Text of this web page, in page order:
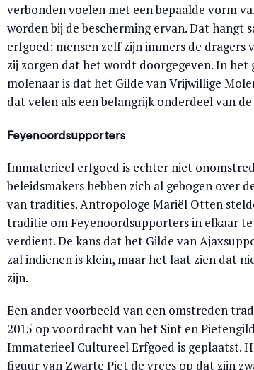
verbonden voelen met een bepaalde vorm
worden bij de bescherming ervan. Dat hangt
erfgoed: mensen zelf zijn immers de
zij zorgen dat het wordt doorgegeven. In het
molenaar is dat het Gilde van Vrijwillige
dat velen als een belangrijk onderdeel van
Feyenoordsupporters
Immaterieel erfgoed is echter niet
beleidsmakers hebben zich al gebogen over
van tradities. Antropologe Mariël Otten
traditie om Feyenoordsupporters in elkaar
verdient. De kans dat het Gilde van
zal indienen is klein, maar het laat zien dat
zijn.
Een ander voorbeeld van een omstreden
2015 op voordracht van het Sint en
Immaterieel Cultureel Erfgoed is geplaatst.
figuur van Zwarte Piet de vrees op dat zijn